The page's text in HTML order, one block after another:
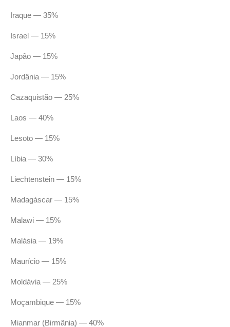
Iraque — 35%
Israel — 15%
Japão — 15%
Jordânia — 15%
Cazaquistão — 25%
Laos — 40%
Lesoto — 15%
Líbia — 30%
Liechtenstein — 15%
Madagáscar — 15%
Malawi — 15%
Malásia — 19%
Maurício — 15%
Moldávia — 25%
Moçambique — 15%
Mianmar (Birmânia) — 40%